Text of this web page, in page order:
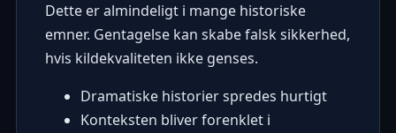
Dette er almindeligt i mange historiske
emner. Gentagelse kan skabe falsk sikkerhed,
hvis kildekvaliteten ikke genses.
Dramatiske historier spredes hurtigt
Konteksten bliver forenklet i